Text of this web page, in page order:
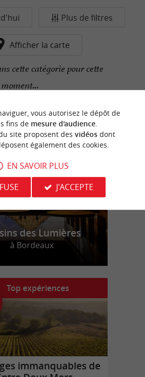
Plus de filtres
Afficher la carte
cette catégorie pour cette
n
o
t
r
e
c
o
u
p
d
e
c
o
e
u
r
des Lumières
à Bordeaux
Top expériences
immanquables de
vous autorisez le dépôt de
fins de mesure d'audience.
site proposent des vidéosdont
également des cookies.
EN SAVOIR PLUS
J'ACCEPTE